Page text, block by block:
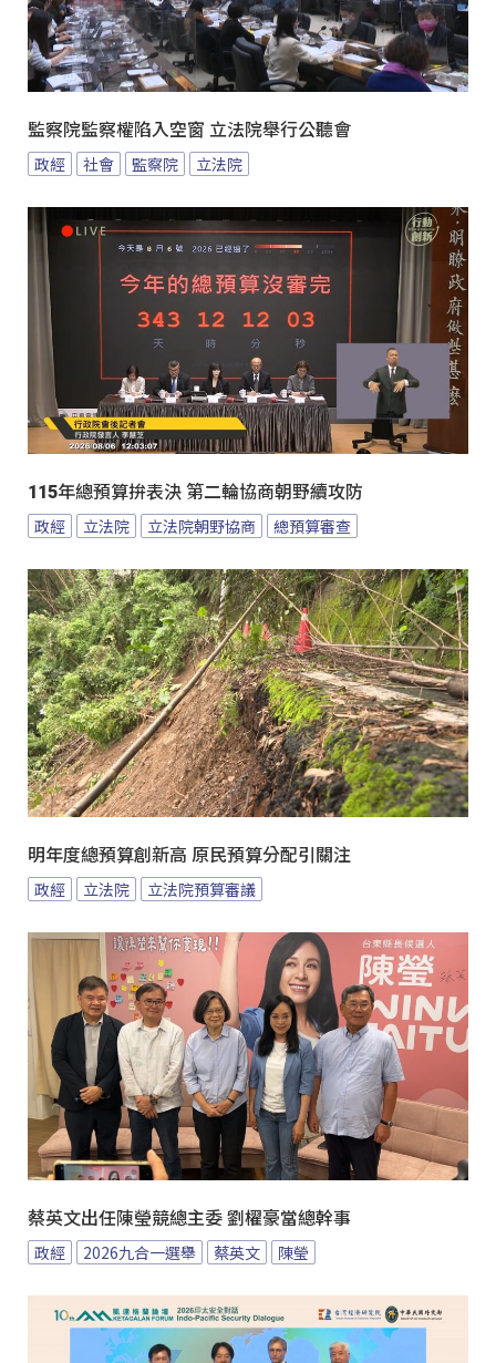
監察院監察權陷入空窗 立法院舉行公聽會
政經 社會 監察院 立法院
115年總預算拚表決 第二輪協商朝野續攻防
政經 立法院 立法院朝野協商 總預算審查
明年度總預算創新高 原民預算分配引關注
政經 立法院 立法院預算審議
蔡英文出任陳瑩競總主委 劉櫂豪當總幹事
政經 2026九合一選舉 蔡英文 陳瑩